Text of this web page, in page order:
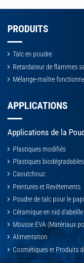
PRODUITS
Talc en poudre
Retardateur de flammes
Mélange-maître
APPLICATIONS
Applications de la
Plastiques modifiés
Plastiques biodégradables
Caoutchouc
Peintures et Revêtements
Poudre de talc pour le
Céramique en nid d'abeille
Mousse EVA (Matériaux
Alimentation
Cosmétiques et Produits